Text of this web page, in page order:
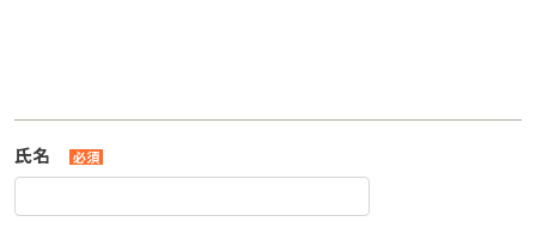
氏名 必須